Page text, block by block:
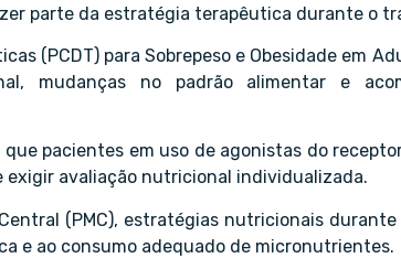
parte da estratégia terapêutica durante o
(PCDT) para Sobrepeso e Obesidade em
mudanças no padrão alimentar e
pacientes em uso de agonistas do
avaliação nutricional individualizada.
(PMC), estratégias nutricionais
e ao consumo adequado de micronutrientes.